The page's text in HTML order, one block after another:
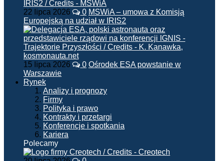
22 lipca 2026 0 MSWiA – umowa z Komisją
Europejską na udział w IRIS2
15 lipca 2026 0 Ośrodek ESA powstanie w
Warszawie
Rynek
Analizy i prognozy
Firmy
Polityka i prawo
Kontrakty i przetargi
Konferencje i spotkania
Kariera
Polecamy